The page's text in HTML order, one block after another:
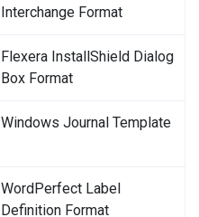
Interchange Format
Flexera InstallShield Dialog
Box Format
Windows Journal Template
WordPerfect Label
Definition Format